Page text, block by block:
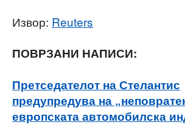
Извор: Reuters
ПОВРЗАНИ НАПИСИ:
Претседателот на Стелантис
предупредува на
европската автомобилска